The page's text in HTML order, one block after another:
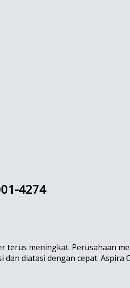
4274
terus meningkat. Perusahaan
diatasi dengan cepat.